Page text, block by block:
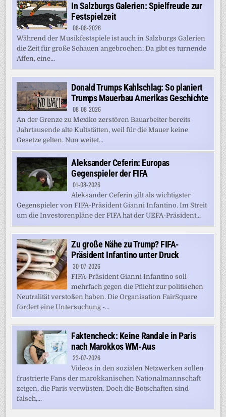
In Salzburgs Galerien: Spielfreude zur
Festspielzeit
08-08-2026
Während der Musikfestspiele ist auch in Salzburgs Galerien
die Zeit für große Schauen angebrochen: Da gibt es turnende
Affen, eine...
Donald Trumps Kahlschlag: So planiert
Trumps Mauerbau Amerikas Geschichte
08-08-2026
An der Grenze zu Mexiko zerstören Bauarbeiter bereits
Jahrtausende alte Kultstätten, weil für die Mauer keine
Gesetze gelten. Nun weitet...
Aleksander Ceferin: Europas
Gegenspieler der FIFA
01-08-2026
Aleksander Ceferin gilt als wichtigster
Gegenspieler von FIFA-Präsident Gianni Infantino. Im Streit
um die Investorenpläne der FIFA hat der UEFA-Präsident...
Zu große Nähe zu Trump? FIFA-
Präsident Infantino unter Druck
30-07-2026
FIFA-Präsident Gianni Infantino soll
mehrfach gegen die Pflicht zur politischen
Neutralität verstoßen haben. Die Organisation FairSquare
fordert eine Untersuchung -...
Faktencheck: Keine Randale in Paris
nach Marokkos WM-Aus
23-07-2026
Videos in den sozialen Netzwerken sollen
frustrierte Fans der marokkanischen Nationalmannschaft
zeigen, die Paris verwüsten. Doch die Botschaften sind
falsch,...